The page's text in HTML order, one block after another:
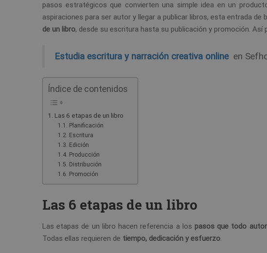
pasos estratégicos que convierten una simple idea en un
aspiraciones para ser autor y llegar a publicar libros, esta entrada
de un libro, desde su escritura hasta su publicación y promoción. Así
Estudia escritura y narración creativa onlineen
Índice de contenidos
Las 6 etapas de un libro
Planificación
Escritura
Edición
Producción
Distribución
Promoción
Las 6 etapas de un libro
Las etapas de un libro hacen referencia a los pasos que todo
Todas ellas requieren de tiempo, dedicación y esfuerzo.